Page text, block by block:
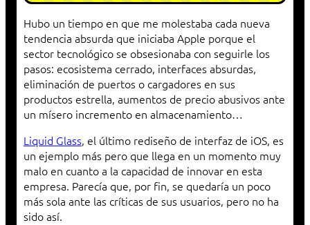
Hubo un tiempo en que me molestaba cada nueva
tendencia absurda que iniciaba Apple porque el
sector tecnológico se obsesionaba con seguirle los
pasos: ecosistema cerrado, interfaces absurdas,
eliminación de puertos o cargadores en sus
productos estrella, aumentos de precio abusivos ante
un mísero incremento en almacenamiento…
Liquid Glass, el último rediseño de interfaz de iOS, es
un ejemplo más pero que llega en un momento muy
malo en cuanto a la capacidad de innovar en esta
empresa. Parecía que, por fin, se quedaría un poco
más sola ante las críticas de sus usuarios, pero no ha
sido así.